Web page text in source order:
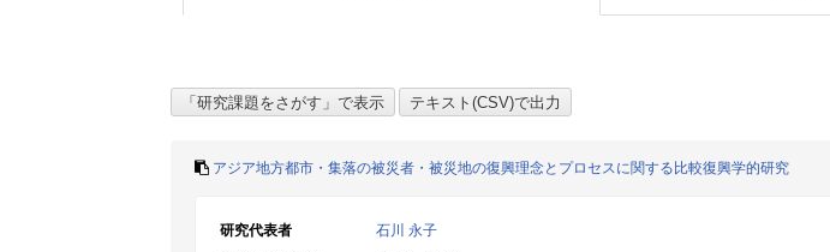
アジア地方都市・集落の被災者・被災地の復興理念とプロセスに関する比較復興学的研究
研究代表者
石川 永子